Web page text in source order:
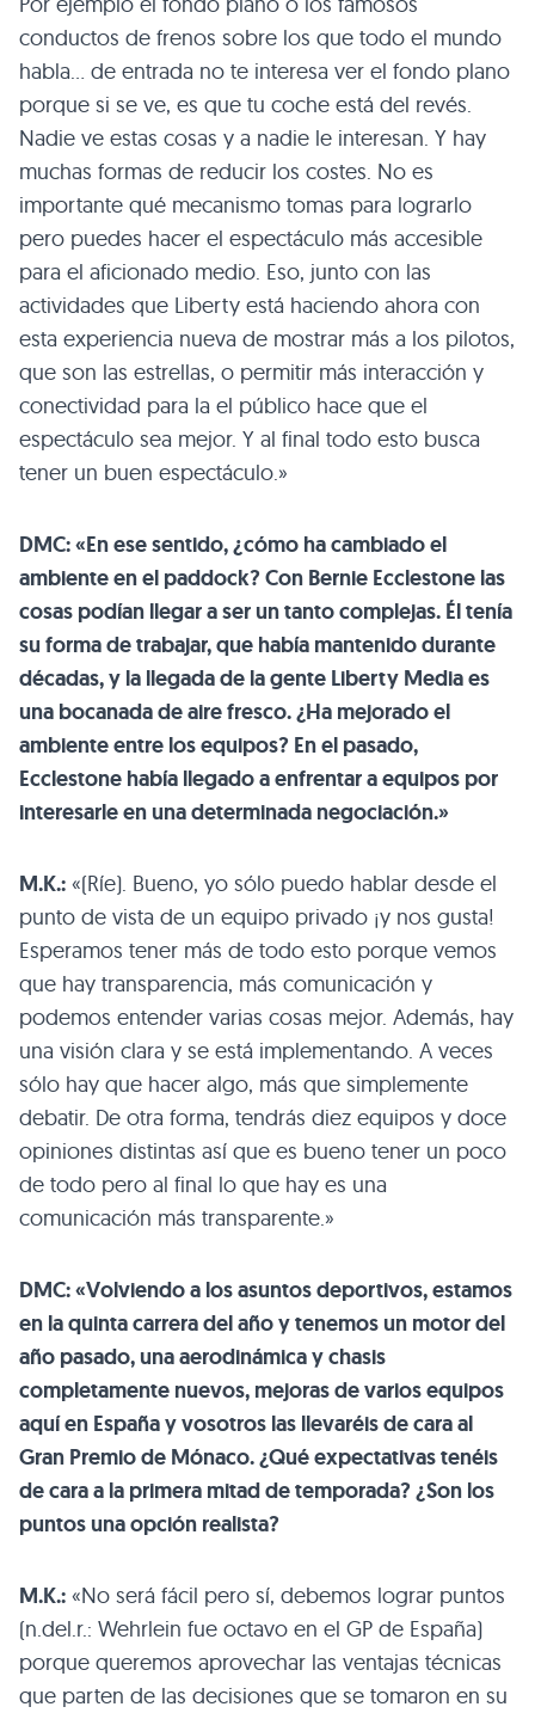
conductos de frenos sobre los que todo el mundo
habla… de entrada no te interesa ver el fondo plano
porque si se ve, es que tu coche está del revés.
Nadie ve estas cosas y a nadie le interesan. Y hay
muchas formas de reducir los costes. No es
importante qué mecanismo tomas para lograrlo
pero puedes hacer el espectáculo más accesible
para el aficionado medio. Eso, junto con las
actividades que Liberty está haciendo ahora con
esta experiencia nueva de mostrar más a los pilotos,
que son las estrellas, o permitir más interacción y
conectividad para la el público hace que el
espectáculo sea mejor. Y al final todo esto busca
tener un buen espectáculo.»
DMC: «En ese sentido, ¿cómo ha cambiado el
ambiente en el paddock? Con Bernie Ecclestone las
cosas podían llegar a ser un tanto complejas. Él tenía
su forma de trabajar, que había mantenido durante
décadas, y la llegada de la gente Liberty Media es
una bocanada de aire fresco. ¿Ha mejorado el
ambiente entre los equipos? En el pasado,
Ecclestone había llegado a enfrentar a equipos por
interesarle en una determinada negociación.»
M.K.: «(Ríe). Bueno, yo sólo puedo hablar desde el
punto de vista de un equipo privado ¡y nos gusta!
Esperamos tener más de todo esto porque vemos
que hay transparencia, más comunicación y
podemos entender varias cosas mejor. Además, hay
una visión clara y se está implementando. A veces
sólo hay que hacer algo, más que simplemente
debatir. De otra forma, tendrás diez equipos y doce
opiniones distintas así que es bueno tener un poco
de todo pero al final lo que hay es una
comunicación más transparente.»
DMC: «Volviendo a los asuntos deportivos, estamos
en la quinta carrera del año y tenemos un motor del
año pasado, una aerodinámica y chasis
completamente nuevos, mejoras de varios equipos
aquí en España y vosotros las llevaréis de cara al
Gran Premio de Mónaco. ¿Qué expectativas tenéis
de cara a la primera mitad de temporada? ¿Son los
puntos una opción realista?
M.K.: «No será fácil pero sí, debemos lograr puntos
(n.del.r.: Wehrlein fue octavo en el GP de España)
porque queremos aprovechar las ventajas técnicas
que parten de las decisiones que se tomaron en su